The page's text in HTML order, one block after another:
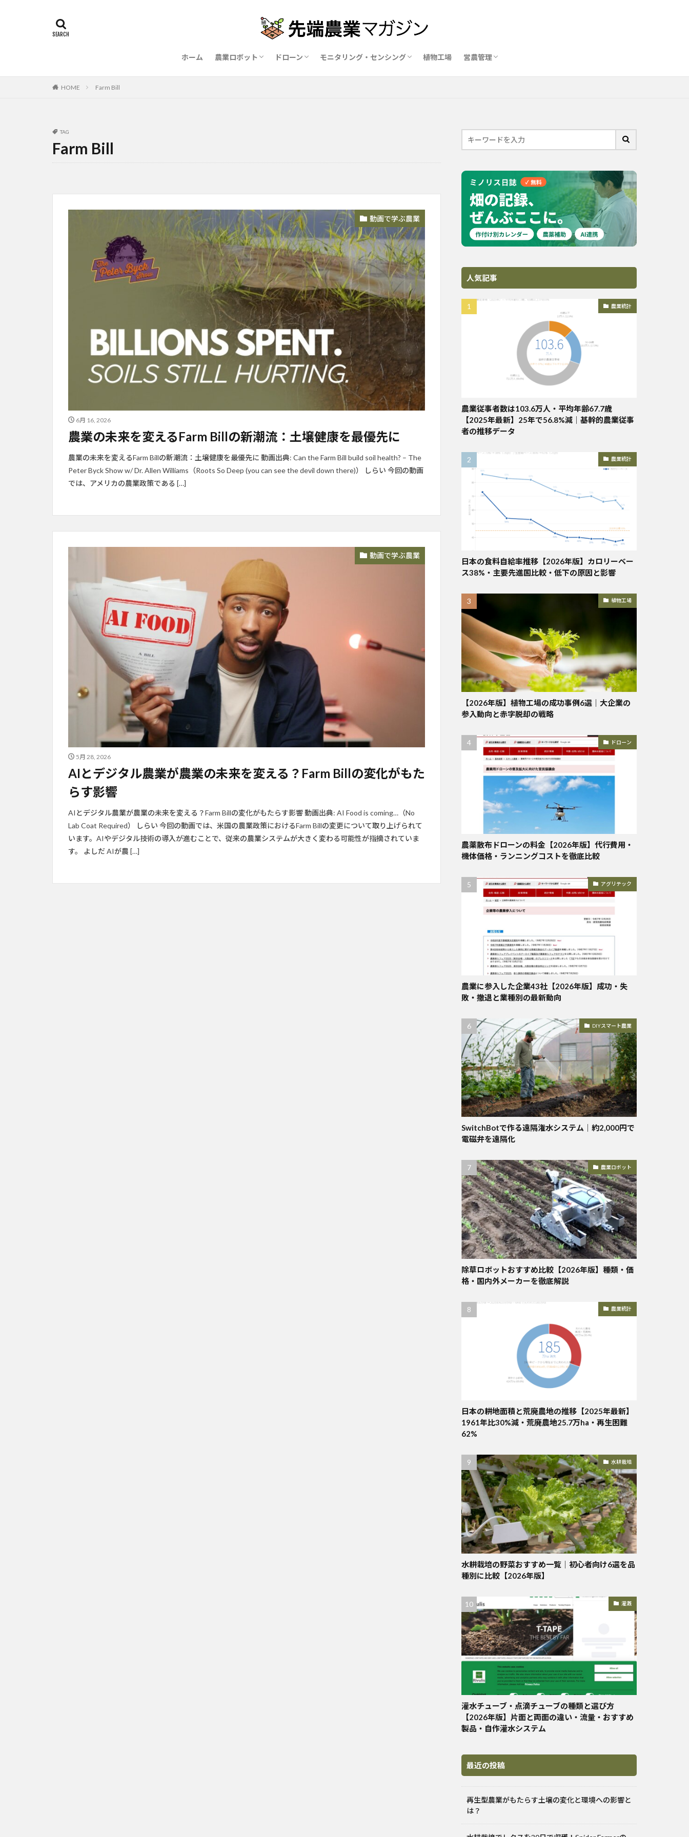
ホーム 農業ロボット
農業ロボットメーカー比較15社
ドローン
ドローン農薬散布の代行業者比較
ハウス用遮光剤・遮熱剤の比較
モニタリング・センシング
農業用環境制御システム比較
植物工場 営農管理
圃場管理アプリおすすめ10選
農業用トイレ比較
バイオスティミュラント完全ガイド
HOME Farm Bill
TAG
Farm Bill
動画で学ぶ農業
6月 16, 2026
農業の未来を変えるFarm Billの新潮流：土壌健康を最優先に
農業の未来を変えるFarm Billの新潮流：土壌健康を最優先に 動画出典: Can the Farm Bill build soil health? – The
Peter Byck Show w/ Dr. Allen Williams（Roots So Deep (you can see the devil down there)） しらい 今回の動画
では、アメリカの農業政策である […]
動画で学ぶ農業
5月 28, 2026
AIとデジタル農業が農業の未来を変える？Farm Billの変化がもた
らす影響
AIとデジタル農業が農業の未来を変える？Farm Billの変化がもたらす影響 動画出典: AI Food is coming…（No
Lab Coat Required） しらい 今回の動画では、米国の農業政策におけるFarm Billの変更について取り上げられて
います。AIやデジタル技術の導入が進むことで、従来の農業システムが大きく変わる可能性が指摘されていま
す。 よしだ AIが農 […]
人気記事
農業統計
農業従事者数は103.6万人・平均年齢67.7歳
【2025年最新】25年で56.8%減｜基幹的農業従事
者の推移データ
農業統計
日本の食料自給率推移【2026年版】カロリーベー
ス38%・主要先進国比較・低下の原因と影響
植物工場
【2026年版】植物工場の成功事例6選｜大企業の
参入動向と赤字脱却の戦略
ドローン
農薬散布ドローンの料金【2026年版】代行費用・
機体価格・ランニングコストを徹底比較
アグリテック
農業に参入した企業43社【2026年版】成功・失
敗・撤退と業種別の最新動向
DIYスマート農業
SwitchBotで作る遠隔潅水システム｜約2,000円で
電磁弁を遠隔化
農業ロボット
除草ロボットおすすめ比較【2026年版】種類・価
格・国内外メーカーを徹底解説
農業統計
日本の耕地面積と荒廃農地の推移【2025年最新】
1961年比30%減・荒廃農地25.7万ha・再生困難
62%
水耕栽培
水耕栽培の野菜おすすめ一覧｜初心者向け6選を品
種別に比較【2026年版】
灌漑
灌水チューブ・点滴チューブの種類と選び方
【2026年版】片面と両面の違い・流量・おすすめ
製品・自作灌水システム
最近の投稿
再生型農業がもたらす土壌の変化と環境への影響と
は？